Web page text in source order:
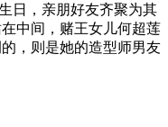
日，亲朋好友齐聚为其
中间，赌王女儿何超莲
，则是她的造型师男友